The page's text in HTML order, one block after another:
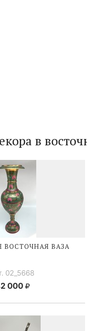
в
ВАЗА
02_5668
000